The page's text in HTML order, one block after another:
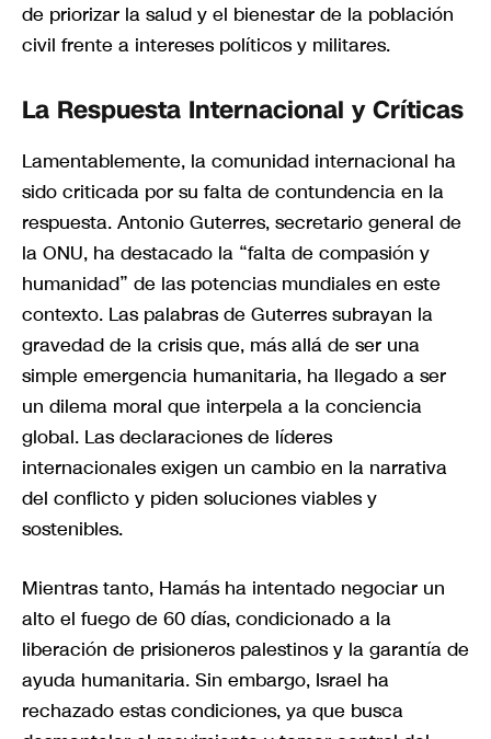
de priorizar la salud y el bienestar de la población
civil frente a intereses políticos y militares.
La Respuesta Internacional y Críticas
Lamentablemente, la comunidad internacional ha
sido criticada por su falta de contundencia en la
respuesta. Antonio Guterres, secretario general de
la ONU, ha destacado la “falta de compasión y
humanidad” de las potencias mundiales en este
contexto. Las palabras de Guterres subrayan la
gravedad de la crisis que, más allá de ser una
simple emergencia humanitaria, ha llegado a ser
un dilema moral que interpela a la conciencia
global. Las declaraciones de líderes
internacionales exigen un cambio en la narrativa
del conflicto y piden soluciones viables y
sostenibles.
Mientras tanto, Hamás ha intentado negociar un
alto el fuego de 60 días, condicionado a la
liberación de prisioneros palestinos y la garantía de
ayuda humanitaria. Sin embargo, Israel ha
rechazado estas condiciones, ya que busca